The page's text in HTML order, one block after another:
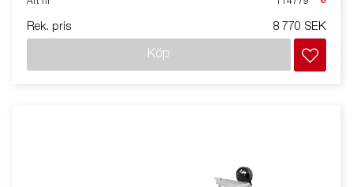
Rek. pris 8 770 SEK
Köp